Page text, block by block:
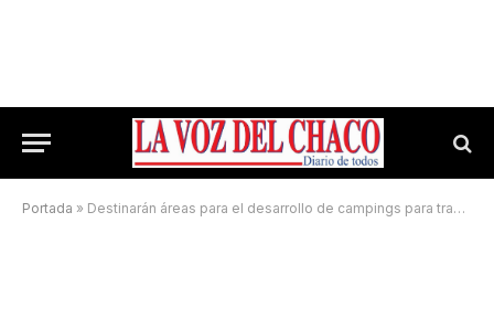
Portada » Destinarán áreas para el desarrollo de campings para trabajadores estatales